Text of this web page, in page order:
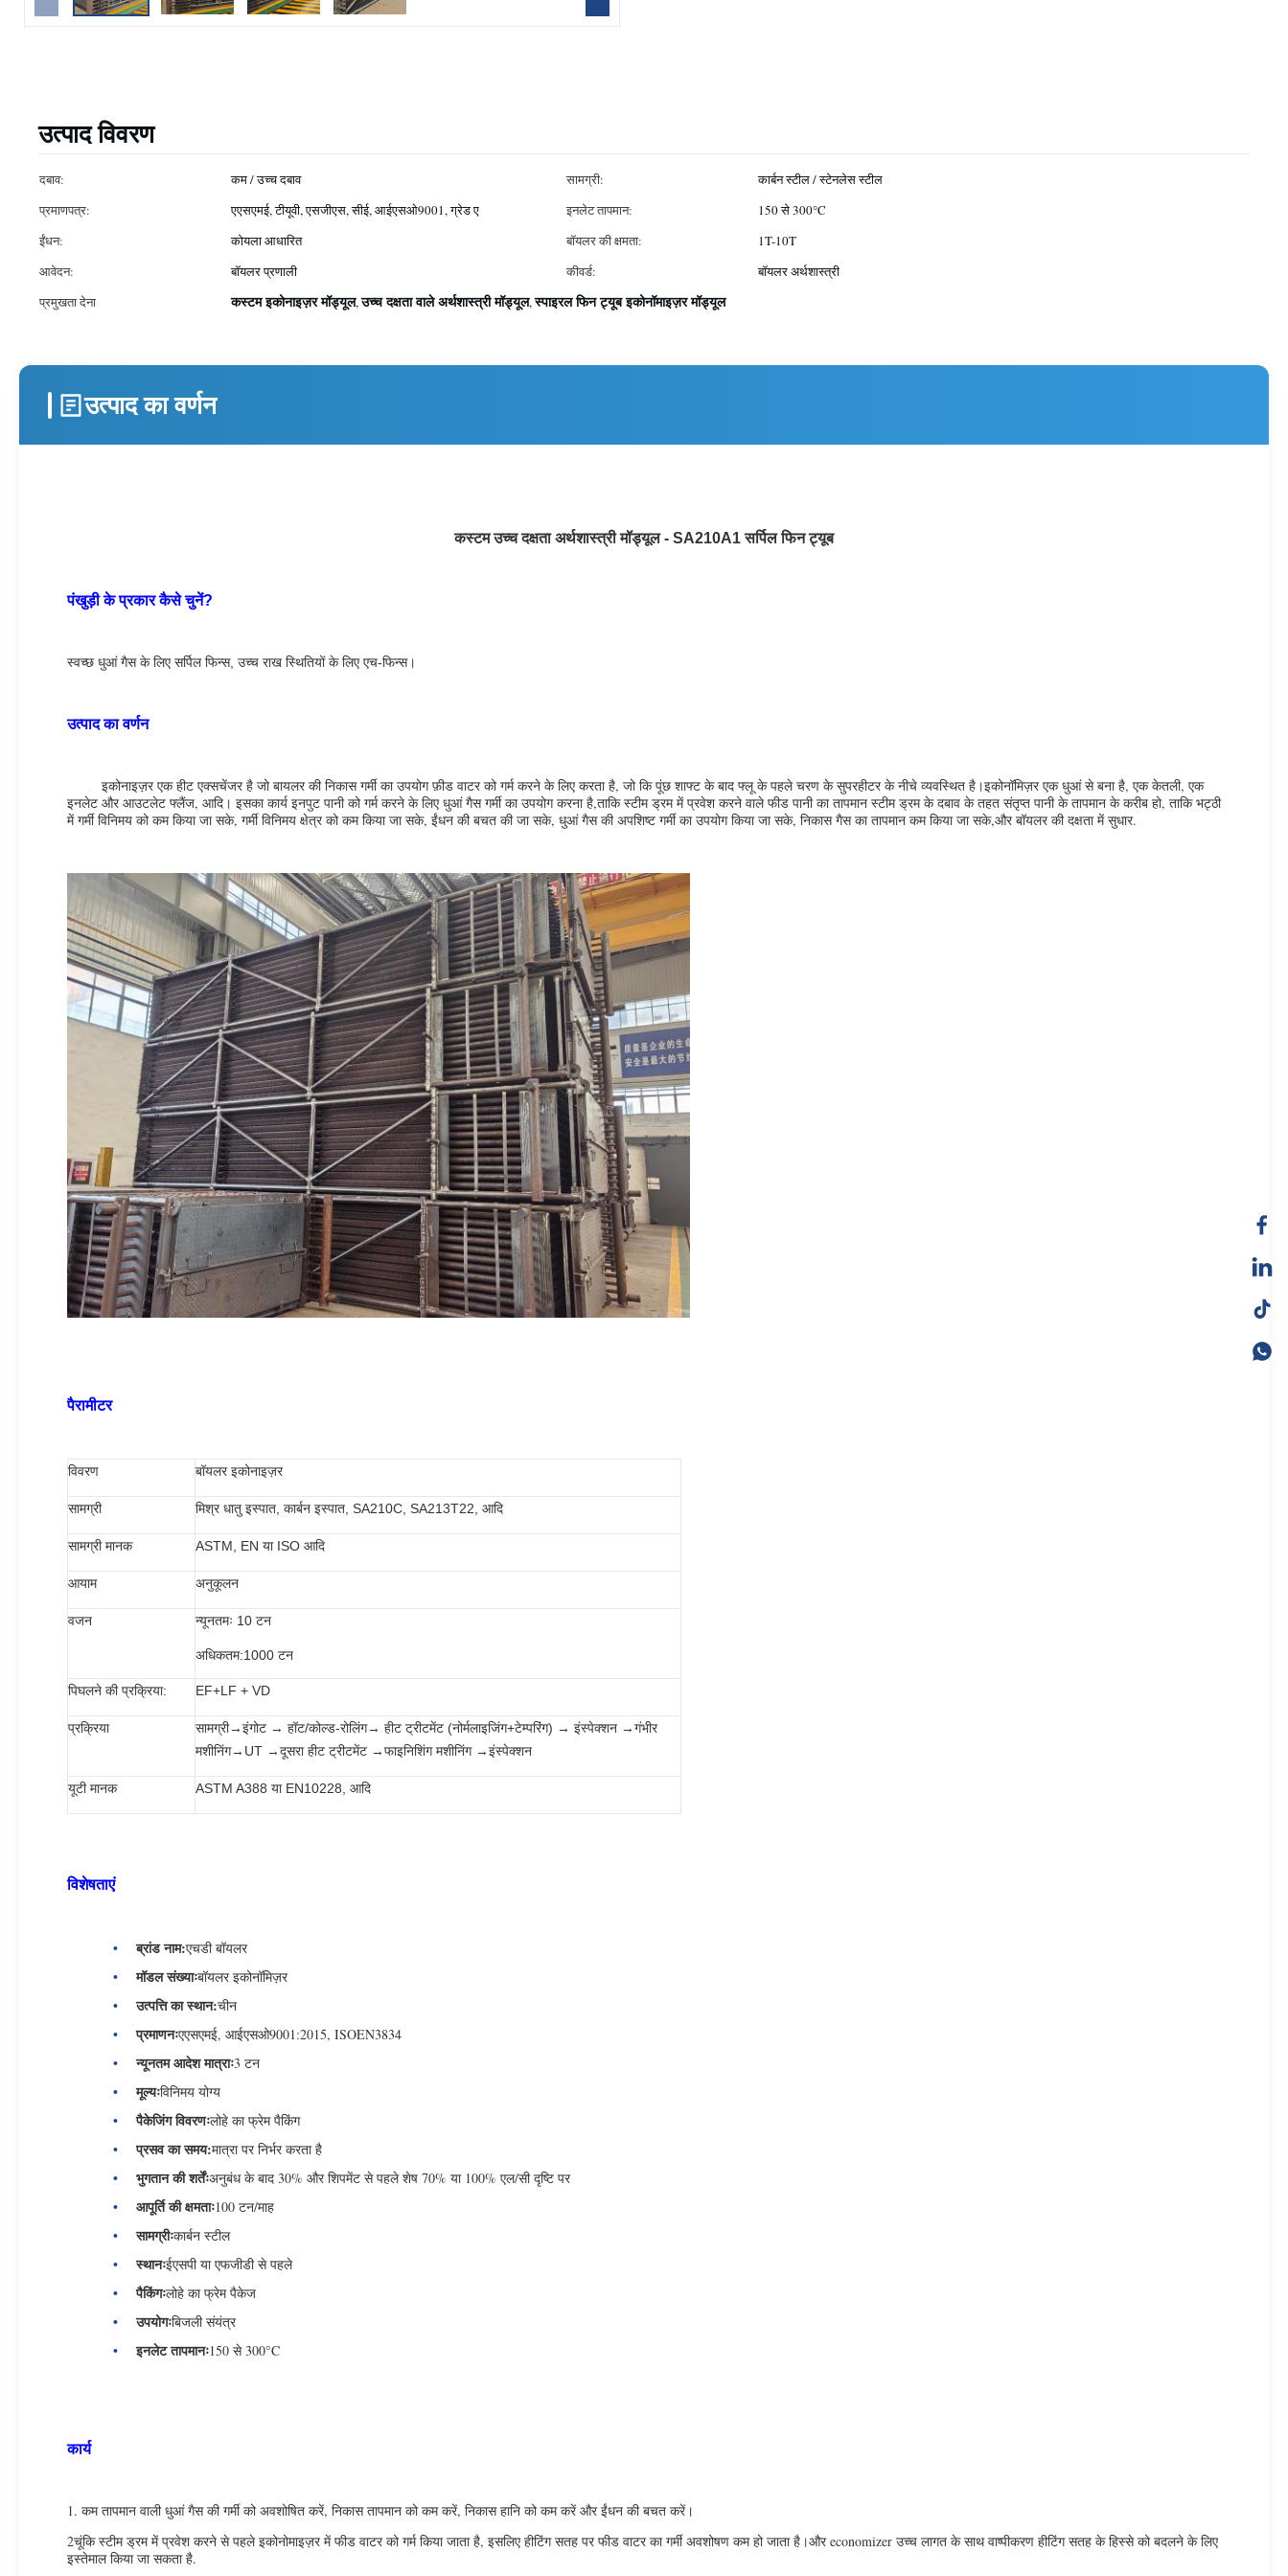
उत्पाद विवरण
दबाव: कम / उच्च दबाव सामग्री:
कार्बन स्टील / स्टेनलेस स्टील
प्रमाणपत्र:
एएसएमई, टीयूवी, एसजीएस, सीई, आईएसओ9001, ग्रेड ए इनलेट तापमान:
150 से 300°C
ईंधन:
कोयला आधारित बॉयलर की क्षमता:
1T-10T
आवेदन:
बॉयलर प्रणाली कीवर्ड:
बॉयलर अर्थशास्त्री
प्रमुखता देना
कस्टम इकोनाइज़र मॉड्यूल,उच्च दक्षता वाले अर्थशास्त्री मॉड्यूल,स्पाइरल फिन ट्यूब इकोनॉमाइज़र मॉड्यूल
उत्पाद का वर्णन
कस्टम उच्च दक्षता अर्थशास्त्री मॉड्यूल - SA210A1 सर्पिल फिन ट्यूब
पंखुड़ी के प्रकार कैसे चुनें?
स्वच्छ धुआं गैस के लिए सर्पिल फिन्स, उच्च राख स्थितियों के लिए एच-फिन्स।
उत्पाद का वर्णन
इकोनाइज़र एक हीट एक्सचेंजर है जो बायलर की निकास गर्मी का उपयोग फ़ीड वाटर को गर्म करने के लिए करता है, जो कि पूंछ शाफ्ट के बाद फ्लू के पहले चरण के सुपरहीटर के नीचे व्यवस्थित है।इकोनॉमिज़र एक धुआं से बना है, एक केतली, एक
इनलेट और आउटलेट फ्लैंज, आदि। इसका कार्य इनपुट पानी को गर्म करने के लिए धुआं गैस गर्मी का उपयोग करना है,ताकि स्टीम ड्रम में प्रवेश करने वाले फीड पानी का तापमान स्टीम ड्रम के दबाव के तहत संतृप्त पानी के तापमान के करीब हो, ताकि भट्ठी
में गर्मी विनिमय को कम किया जा सके, गर्मी विनिमय क्षेत्र को कम किया जा सके, ईंधन की बचत की जा सके, धुआं गैस की अपशिष्ट गर्मी का उपयोग किया जा सके, निकास गैस का तापमान कम किया जा सके,और बॉयलर की दक्षता में सुधार.
पैरामीटर
विवरण बॉयलर इकोनाइज़र
सामग्री मिश्र धातु इस्पात, कार्बन इस्पात, SA210C, SA213T22, आदि
सामग्री मानक ASTM, EN या ISO आदि
आयाम अनुकूलन
वजन न्यूनतमः 10 टन
अधिकतम:1000 टन
पिघलने की प्रक्रिया: EF+LF + VD
प्रक्रिया
सामग्री→इंगोट → हॉट/कोल्ड-रोलिंग→ हीट ट्रीटमेंट (नोर्मलाइजिंग+टेम्परिंग) → इंस्पेक्शन →गंभीर
मशीनिंग→UT →दूसरा हीट ट्रीटमेंट →फाइनिशिंग मशीनिंग →इंस्पेक्शन
यूटी मानक ASTM A388 या EN10228, आदि
विशेषताएं
ब्रांड नाम:एचडी बॉयलर
मॉडल संख्याःबॉयलर इकोनॉमिज़र
उत्पत्ति का स्थान:चीन
प्रमाणनःएएसएमई, आईएसओ9001:2015, ISOEN3834
न्यूनतम आदेश मात्राः3 टन
मूल्यःविनिमय योग्य
पैकेजिंग विवरणःलोहे का फ्रेम पैकिंग
प्रसव का समय:मात्रा पर निर्भर करता है
भुगतान की शर्तेंःअनुबंध के बाद 30% और शिपमेंट से पहले शेष 70% या 100% एल/सी दृष्टि पर
आपूर्ति की क्षमताः100 टन/माह
सामग्रीःकार्बन स्टील
स्थानःईएसपी या एफजीडी से पहले
पैकिंगःलोहे का फ्रेम पैकेज
उपयोगःबिजली संयंत्र
इनलेट तापमानः150 से 300°C
कार्य
1. कम तापमान वाली धुआं गैस की गर्मी को अवशोषित करें, निकास तापमान को कम करें, निकास हानि को कम करें और ईंधन की बचत करें।
2चूंकि स्टीम ड्रम में प्रवेश करने से पहले इकोनोमाइज़र में फीड वाटर को गर्म किया जाता है, इसलिए हीटिंग सतह पर फीड वाटर का गर्मी अवशोषण कम हो जाता है।और economizer उच्च लागत के साथ वाष्पीकरण हीटिंग सतह के हिस्से को बदलने के लिए
इस्तेमाल किया जा सकता है.